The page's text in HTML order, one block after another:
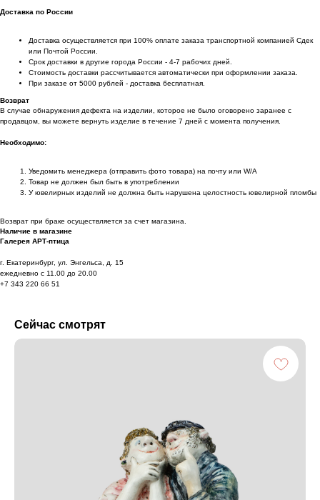
Доставка по России
Доставка осуществляется при 100% оплате заказа транспортной компанией Сдек
или Почтой России.
Срок доставки в другие города России - 4-7 рабочих дней.
Стоимость доставки рассчитывается автоматически при оформлении заказа.
При заказе от 5000 рублей - доставка бесплатная.
Возврат
В случае обнаружения дефекта на изделии, которое не было оговорено заранее с
продавцом, вы можете вернуть изделие в течение 7 дней с момента получения.
Необходимо:
Уведомить менеджера (отправить фото товара) на почту или W/А
Товар не должен был быть в употреблении
У ювелирных изделий не должна быть нарушена целостность ювелирной пломбы
Возврат при браке осуществляется за счет магазина.
Наличие в магазине
Галерея АРТ-птица
г. Екатеринбург, ул. Энгельса, д. 15
ежедневно с 11.00 до 20.00
+7 343 220 66 51
Сейчас смотрят